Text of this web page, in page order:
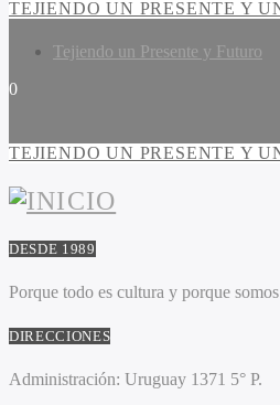
TEJIENDO UN PRESENTE Y
Tejiendo un Presente y Futuro
0
TEJIENDO UN PRESENTE Y
DESDE 1989
Porque todo es cultura y porque
DIRECCIONES
Administración: Uruguay 1371 5° P.